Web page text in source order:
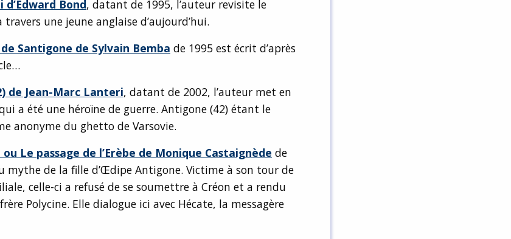
d’Edward Bond, datant de 1995, l’auteur revisite le
une jeune anglaise d’aujourd’hui.
Santigone de Sylvain Bemba de 1995 est écrit d’après
de Jean-Marc Lanteri, datant de 2002, l’auteur met en
a été une héroïne de guerre. Antigone (42) étant le
anonyme du ghetto de Varsovie.
Le passage de l’Erèbe de Monique Castaignède de
mythe de la fille d’Œdipe Antigone. Victime à son tour de
celle-ci a refusé de se soumettre à Créon et a rendu
Polycine. Elle dialogue ici avec Hécate, la messagère